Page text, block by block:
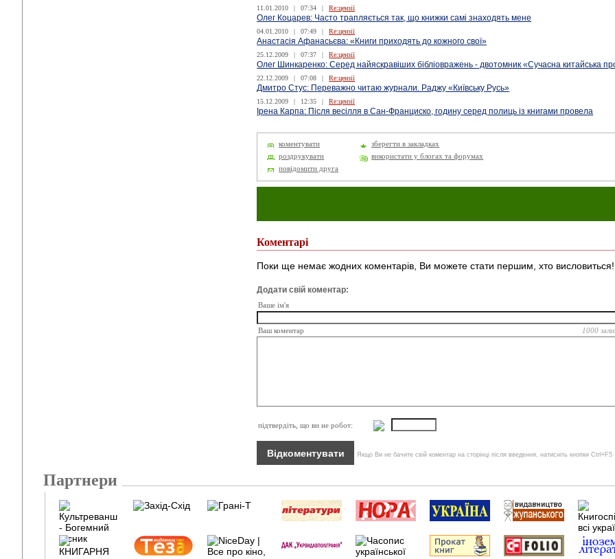
11.01.2010 | 07:34 | Re:цензії
Олег Коцарев: Часто трапляється так, що книжки самі знаходять мене
04.01.2010 | 07:49 | Re:цензії
Анастасія Афанасьєва: «Книги приходять до кожного свої»
25.12.2009 | 07:37 | Re:цензії
Олег Шинкаренко: Серед найяскравіших бібліовражень - двотомник «Сучасна китайська
22.12.2009 | 07:08 | Re:цензії
Дмитро Стус: Переважно читаю журнали. Раджу «Київську Русь»
15.12.2009 | 12:35 | Re:цензії
Ірена Карпа: Після весілля в Сан-Франциско, годину серед полиць із книгами провела
коментувати
зберегти в закладках
роздрукувати
використати у блогах та форумах
повідомити друга
Коментарі
Поки ще немає жодних коментарів, Ви можете стати першим, хто висловиться!
Додати свій коментар:
Ваше ім'я
1000
Ваш коментар
підтвердіть, що ви не робот:
Якщо Ви не бачите свій коментар на сторінці після введення, натисніть кнопки Ctrl+F5
Партнери